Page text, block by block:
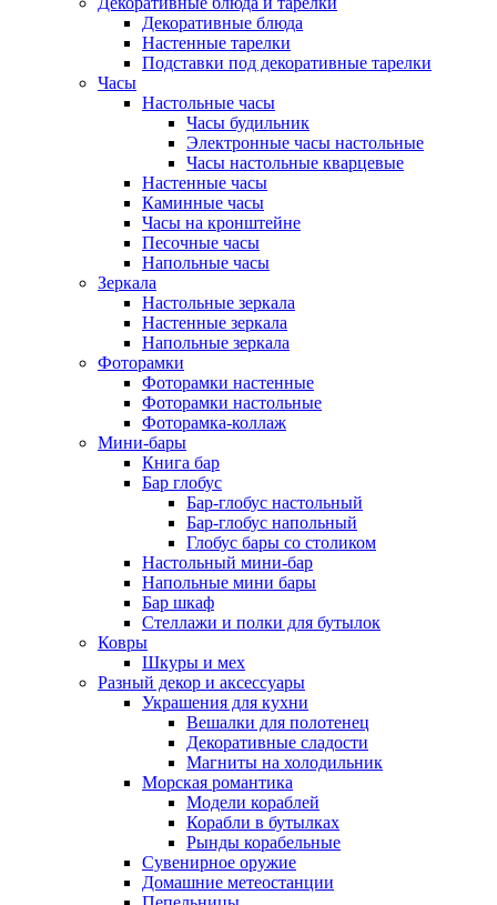
Декоративные блюда
Настенные тарелки
Подставки под декоративные тарелки
Часы
Настольные часы
Часы будильник
Электронные часы настольные
Часы настольные кварцевые
Настенные часы
Каминные часы
Часы на кронштейне
Песочные часы
Напольные часы
Зеркала
Настольные зеркала
Настенные зеркала
Напольные зеркала
Фоторамки
Фоторамки настенные
Фоторамки настольные
Фоторамка-коллаж
Мини-бары
Книга бар
Бар глобус
Бар-глобус настольный
Бар-глобус напольный
Глобус бары со столиком
Настольный мини-бар
Напольные мини бары
Бар шкаф
Стеллажи и полки для бутылок
Ковры
Шкуры и мех
Разный декор и аксессуары
Украшения для кухни
Вешалки для полотенец
Декоративные сладости
Магниты на холодильник
Морская романтика
Модели кораблей
Корабли в бутылках
Рынды корабельные
Сувенирное оружие
Домашние метеостанции